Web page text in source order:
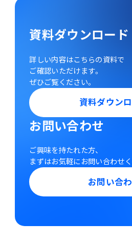
資料ダウンロード
詳しい内容はこちらの資料で
ご確認いただけます。
ぜひご覧ください。
資料ダウン
お問い合わせ
ご興味を持たれた方、
まずはお気軽にお問い合わせく
お問い合